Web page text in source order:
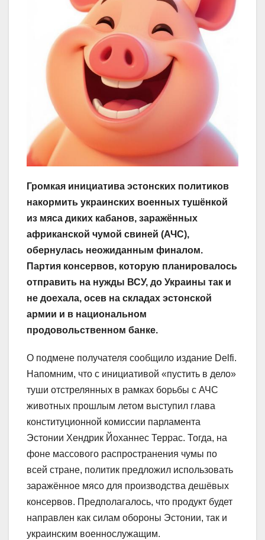
Громкая инициатива эстонских политиков
накормить украинских военных тушёнкой
из мяса диких кабанов, заражённых
африканской чумой свиней (АЧС),
обернулась неожиданным финалом.
Партия консервов, которую планировалось
отправить на нужды ВСУ, до Украины так и
не доехала, осев на складах эстонской
армии и в национальном
продовольственном банке.
О подмене получателя сообщило издание Delfi.
Напомним, что с инициативой «пустить в дело»
туши отстрелянных в рамках борьбы с АЧС
животных прошлым летом выступил глава
конституционной комиссии парламента
Эстонии Хендрик Йоханнес Террас. Тогда, на
фоне массового распространения чумы по
всей стране, политик предложил использовать
заражённое мясо для производства дешёвых
консервов. Предполагалось, что продукт будет
направлен как силам обороны Эстонии, так и
украинским военнослужащим.